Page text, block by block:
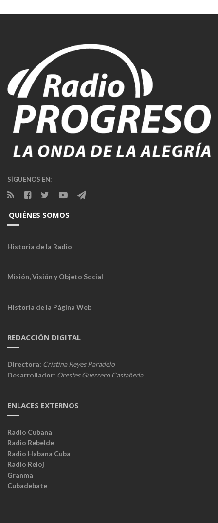
SÍGUENOS EN:
QUIÉNES SOMOS
Historia de la Radio
Misión, Visión y Objeto Social
Historia de la Página Web
REDACCIÓN DIGITAL
Directora: Cristina Reyes Paradelo
Desarrollador: Orestes Guerrero Castañeda
ENLACES EXTERNOS
Radio Cubana
Radio Rebelde
Radio Habana Cuba
Radio Reloj
Granma
Cubadebate